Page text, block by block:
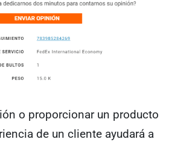
o proporcionar un producto
de un cliente ayudará a